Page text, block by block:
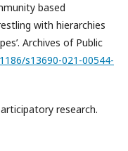
based
with hierarchies
Archives of Public
s13690-021-00544-
research.